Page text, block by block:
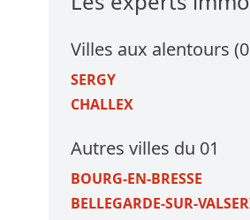
Villes aux alentours
SERGY
CHALLEX
Autres villes du 01
BOURG-EN-BRESSE
BELLEGARDE-SUR-